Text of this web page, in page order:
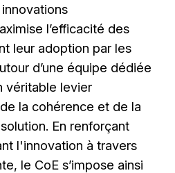
l’efficacité des
leur adoption par les
d’une équipe dédiée
véritable levier
la cohérence et de la
En renforçant
l'innovation à travers
le CoE s’impose ainsi